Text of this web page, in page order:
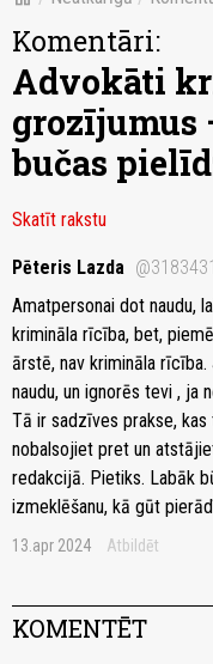
Komentāri:
Advokāti
grozījumus
bučas
Skatīt rakstu
Pēteris Lazda
Amatpersonai dot naudu,
krimināla rīcība, bet,
ārstē, nav krimināla
naudu, un ignorēs tevi , ja
Tā ir sadzīves prakse,
nobalsojiet pret un
redakcijā. Pietiks. Labāk
izmeklēšanu, kā gūt
13.apr 2024 Atbildēt
KOMENTĒT